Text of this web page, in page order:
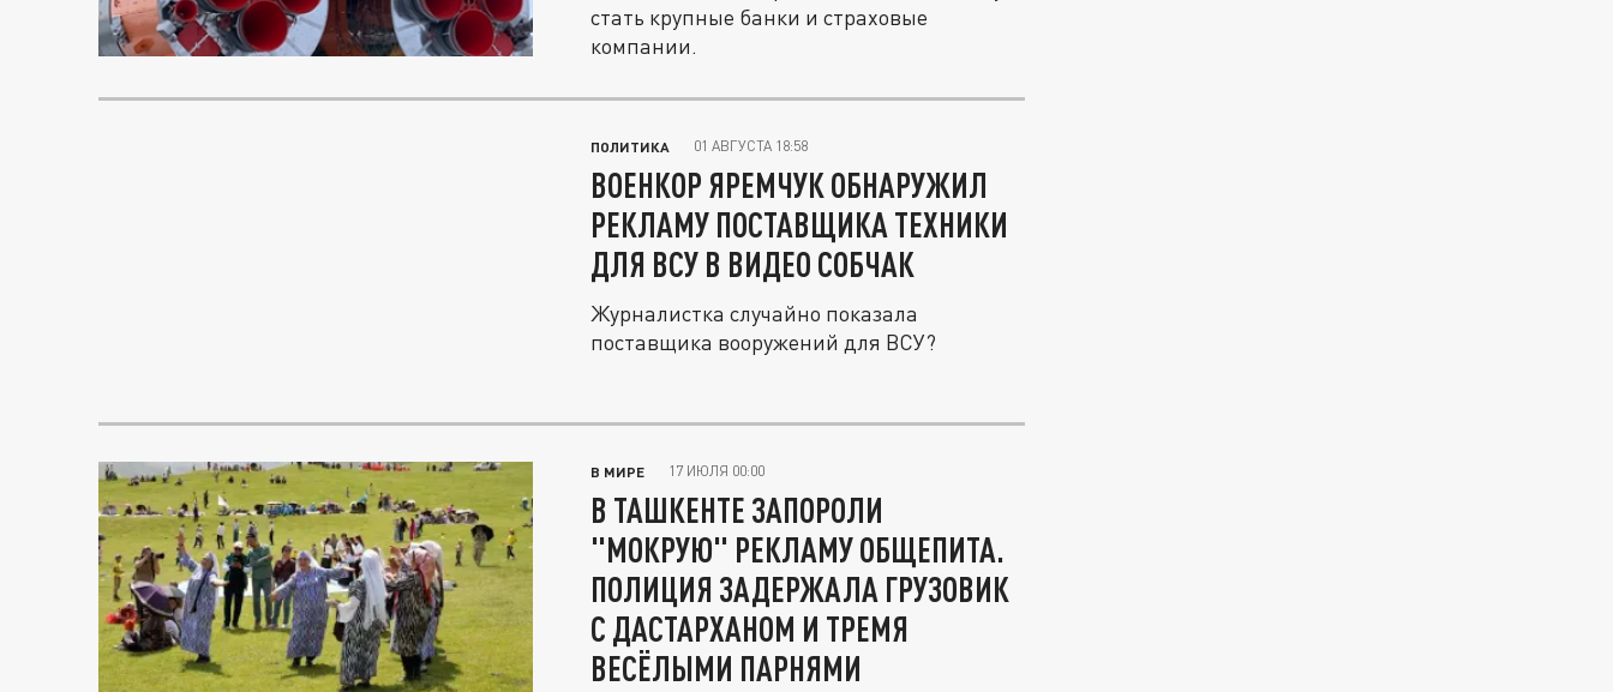
стать крупные банки и страховые
компании.
ПОЛИТИКА 01 АВГУСТА 18:58
ВОЕНКОР ЯРЕМЧУК ОБНАРУЖИЛ
РЕКЛАМУ ПОСТАВЩИКА ТЕХНИКИ
ДЛЯ ВСУ В ВИДЕО СОБЧАК
Журналистка случайно показала
поставщика вооружений для ВСУ?
В МИРЕ 17 ИЮЛЯ 00:00
В ТАШКЕНТЕ ЗАПОРОЛИ
"МОКРУЮ" РЕКЛАМУ ОБЩЕПИТА.
ПОЛИЦИЯ ЗАДЕРЖАЛА ГРУЗОВИК
С ДАСТАРХАНОМ И ТРЕМЯ
ВЕСЁЛЫМИ ПАРНЯМИ